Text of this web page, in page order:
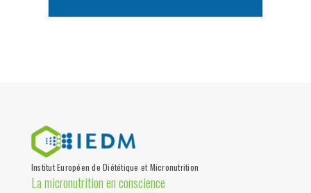
Institut Européen de Diététique et Micronutrition
La micronutrition en conscience